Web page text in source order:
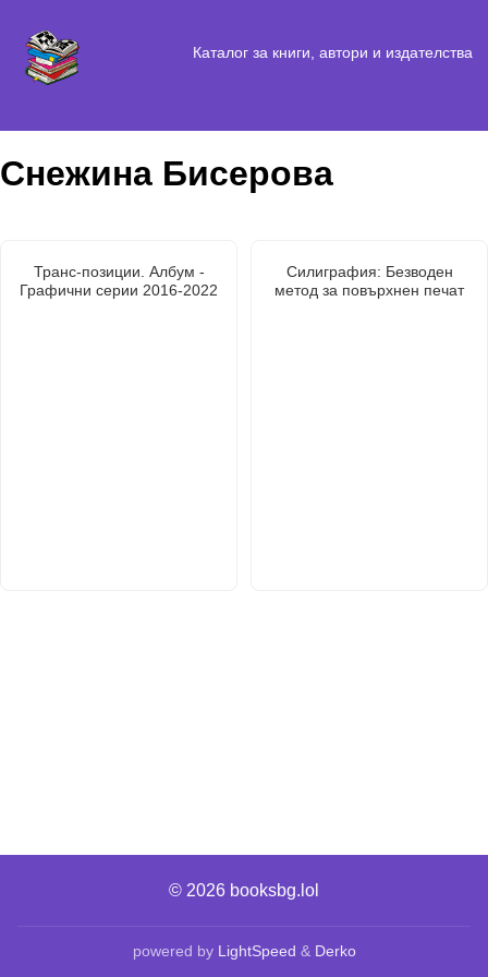
Каталог за книги, автори и издателства
Снежина Бисерова
Транс-позиции. Албум -
Графични серии 2016-2022
Силиграфия: Безводен
метод за повърхнен печат
© 2026 booksbg.lol
powered by LightSpeed & Derko